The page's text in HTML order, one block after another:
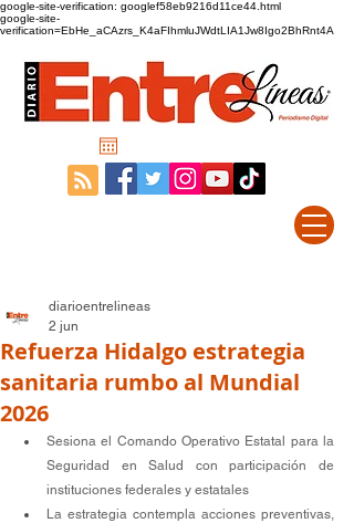
google-site-verification: googlef58eb9216d11ce44.html
google-site-
verification=EbHe_aCAzrs_K4aFIhmluJWdtLIA1Jw8Igo2BhRnt4A
Refuerza Hidalgo estrategia
sanitaria rumbo al Mundial
2026
diarioentrelineas
2 jun
Sesiona el Comando Operativo Estatal para la
Seguridad en Salud con participación de
instituciones federales y estatales
La estrategia contempla acciones preventivas,